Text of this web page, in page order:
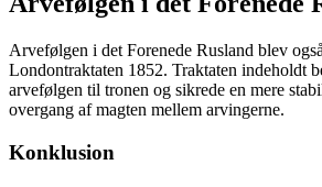
Arvefølgen i det Forenede Rusland blev
Londontraktaten 1852. Traktaten indeholdt
arvefølgen til tronen og sikrede en mere
overgang af magten mellem arvingerne.
Konklusion